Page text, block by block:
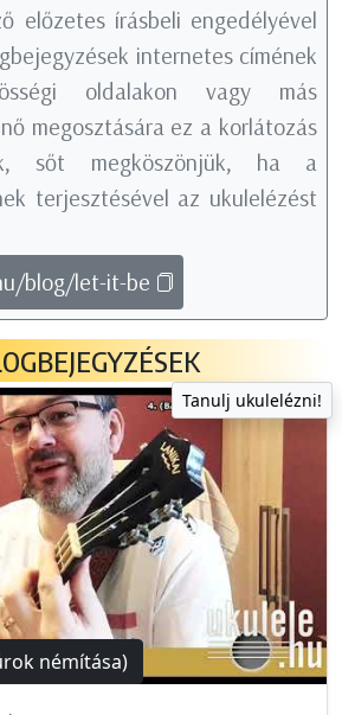
előzetes írásbeli engedélyével
internetes címének
oldalakon vagy más
megosztására ez a korlátozás
sőt megköszönjük, ha a
terjesztésével az ukulelézést
blog/let-it-be
Tanulj ukulelézni!
némítása)